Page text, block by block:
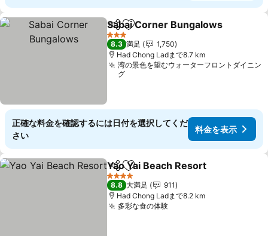
シェアお気に入りに追加
Sabai Corner Bungalows
3 ホテルのランク
8.3 満足
1,750
Had Chong Ladまで8.7 km
湾の景色を望むウォーターフロントダイニン
グ
正確な料金を確認するには日付を選択してくだ
さい
料金を表示
シェアお気に入りに追加
Yao Yai Beach Resort
4 ホテルのランク
8.8 大満足
911
Had Chong Ladまで8.2 km
多彩な食の体験料金を表示